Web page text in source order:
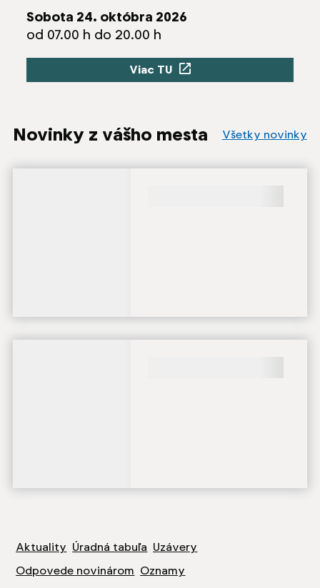
Sobota 24. októbra 2026
od 07.00 h do 20.00 h
Viac TU Odkaz sa otvorí na novej
Novinky z vášho mesta Všetky novinky
Aktuality Úradná tabuľa Uzávery
Odpovede novinárom Oznamy